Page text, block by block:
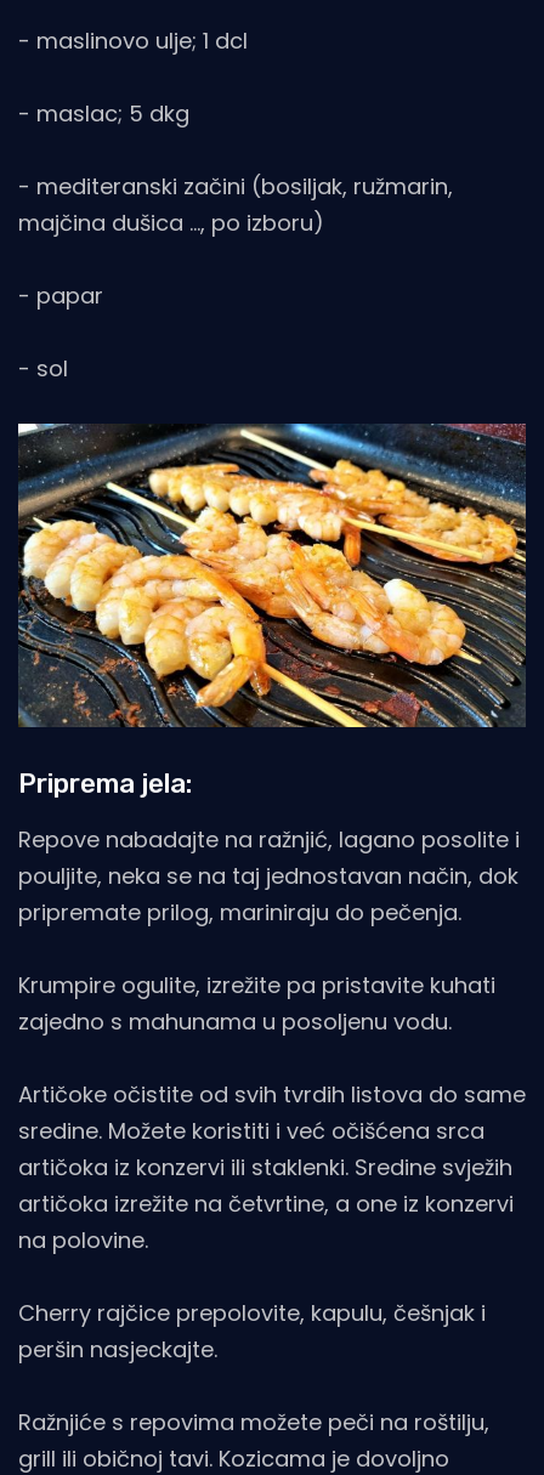
- maslinovo ulje; 1 dcl
- maslac; 5 dkg
- mediteranski začini (bosiljak, ružmarin,
majčina dušica …, po izboru)
- papar
- sol
Priprema jela:
Repove nabadajte na ražnjić, lagano posolite i
pouljite, neka se na taj jednostavan način, dok
pripremate prilog, mariniraju do pečenja.
Krumpire ogulite, izrežite pa pristavite kuhati
zajedno s mahunama u posoljenu vodu.
Artičoke očistite od svih tvrdih listova do same
sredine. Možete koristiti i već očišćena srca
artičoka iz konzervi ili staklenki. Sredine svježih
artičoka izrežite na četvrtine, a one iz konzervi
na polovine.
Cherry rajčice prepolovite, kapulu, češnjak i
peršin nasjeckajte.
Ražnjiće s repovima možete peči na roštilju,
grill ili običnoj tavi. Kozicama je dovoljno